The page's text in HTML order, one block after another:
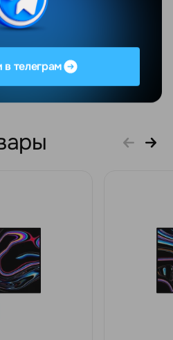
Персонал ...
в телеграм